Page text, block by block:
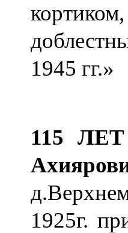
1945 гг.»
115 ЛЕТ
1925г.